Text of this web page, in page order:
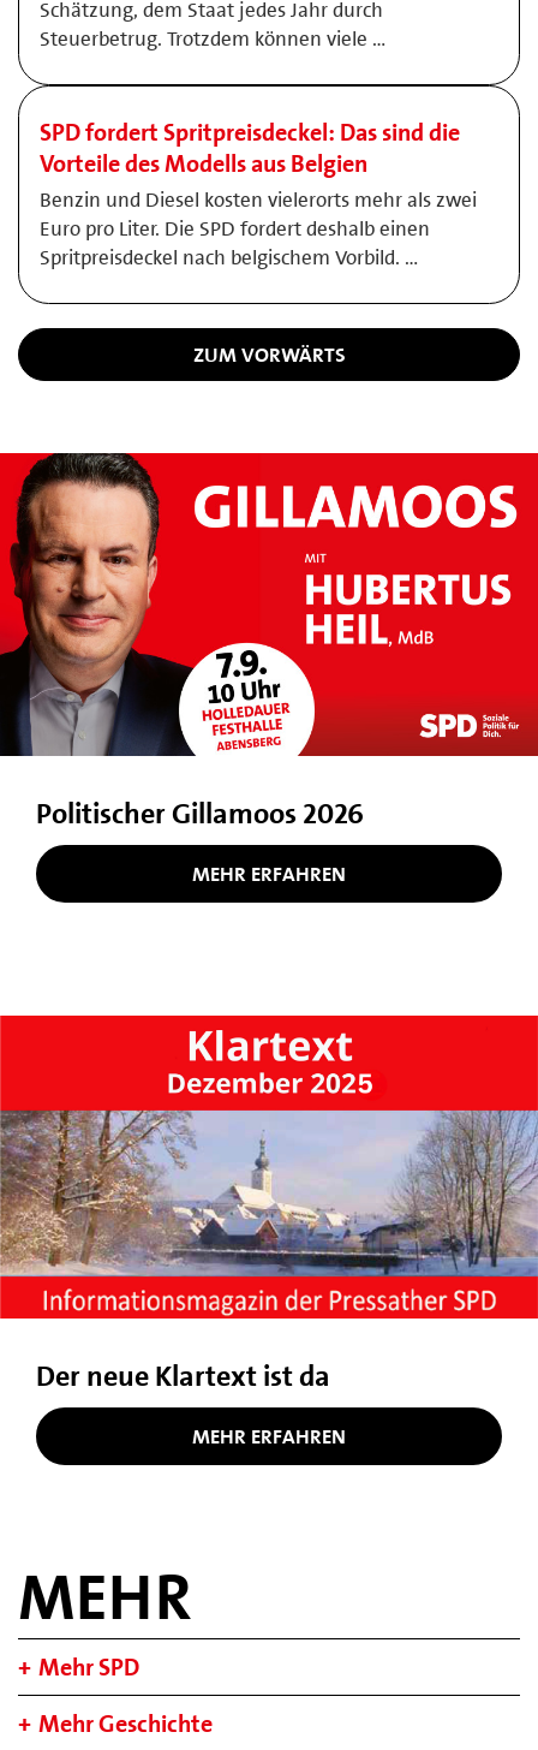
Schätzung, dem Staat jedes Jahr durch
Steuerbetrug. Trotzdem können viele …
SPD fordert Spritpreisdeckel: Das sind die
Vorteile des Modells aus Belgien
Benzin und Diesel kosten vielerorts mehr als zwei
Euro pro Liter. Die SPD fordert deshalb einen
Spritpreisdeckel nach belgischem Vorbild. …
ZUM VORWÄRTS
Politischer Gillamoos 2026
MEHR ERFAHREN
Der neue Klartext ist da
MEHR ERFAHREN
MEHR
Mehr SPD
Mehr Geschichte